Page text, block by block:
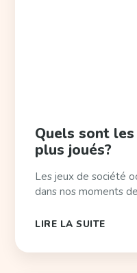
Quels sont
plus joués?
Les jeux de société
dans nos moments
LIRE LA SUITE